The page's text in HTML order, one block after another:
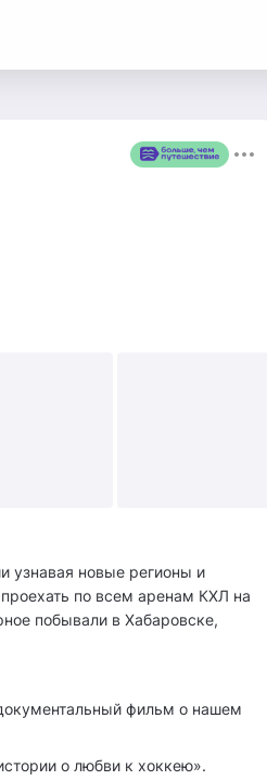
узнавая новые регионы и
по всем аренам КХЛ на
побывали в Хабаровске,
фильм о нашем
о любви к хоккею».